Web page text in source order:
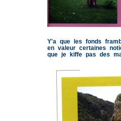
Y'a que les fonds
en valeur certaines
que je kiffe pas des